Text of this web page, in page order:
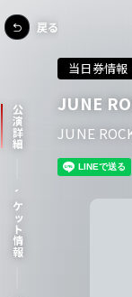
公演詳細
チケット情報
当日券情報
JUNE
JUNE
戻る